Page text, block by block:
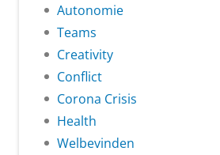
Autonomie
Teams
Creativity
Conflict
Corona Crisis
Health
Welbevinden